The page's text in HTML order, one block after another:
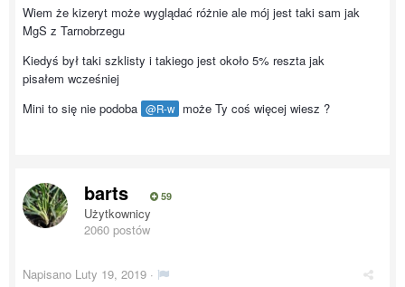
Wiem że kizeryt może wyglądać różnie ale mój jest taki sam jak
MgS z Tarnobrzegu
Kiedyś był taki szklisty i takiego jest około 5% reszta jak
pisałem wcześniej
Mini to się nie podoba @R-w może Ty coś więcej wiesz ?
barts 59
Użytkownicy
2060 postów
Napisano Luty 19, 2019 ·